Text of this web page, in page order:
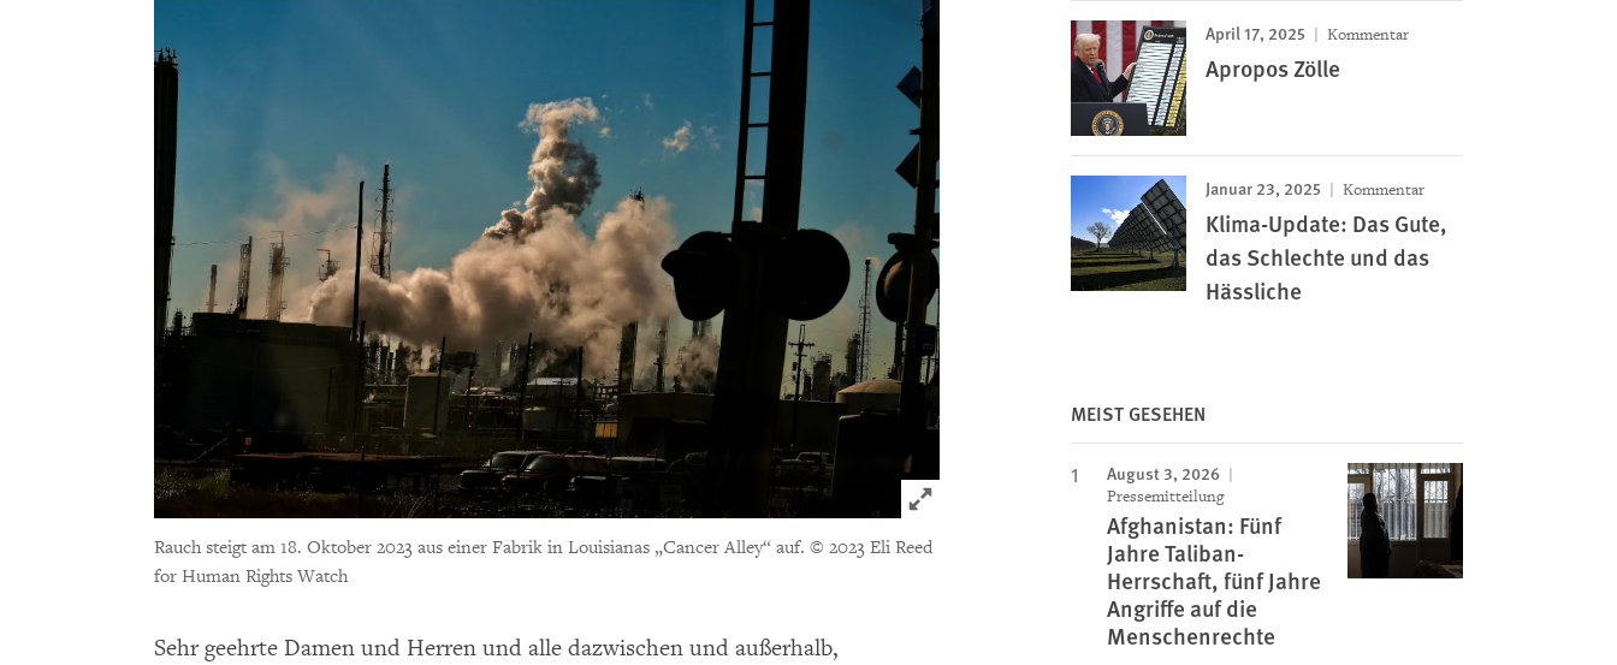
Click to expand Image
Rauch steigt am 18. Oktober 2023 aus einer Fabrik in Louisianas „Cancer Alley“ auf. © 2023 Eli Reed
for Human Rights Watch
Sehr geehrte Damen und Herren und alle dazwischen und außerhalb,
April 17, 2025 Kommentar
Apropos Zölle
Januar 23, 2025 Kommentar
Klima-Update: Das Gute,
das Schlechte und das
Hässliche
MEIST GESEHEN
August 3, 2026
Pressemitteilung
Afghanistan: Fünf
Jahre Taliban-
Herrschaft, fünf Jahre
Angriffe auf die
Menschenrechte